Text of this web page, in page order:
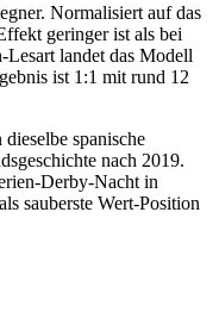
Normalisiert auf das
geringer ist als bei
landet das Modell
ist 1:1 mit rund 12
spanische
nach 2019.
Derby-Nacht in
sauberste Wert-Position